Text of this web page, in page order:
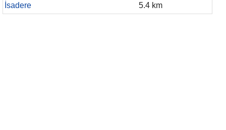
İsadere
5.4 km